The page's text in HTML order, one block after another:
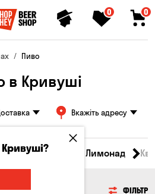
0 0
Пиво
в Кривуші
Вкажіть адресу
Сидр Лимонад
ФІЛЬТР
Кривуші?